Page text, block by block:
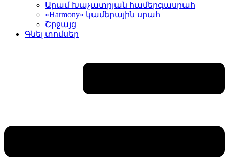
Արամ Խաչատրյան համերգասրահ
«Harmony» կամերային սրահ
Շրջայց
Գնել տոմսեր